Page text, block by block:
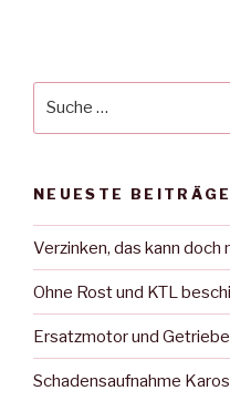
NEUESTE BEITRÄGE
Verzinken, das kann
Ohne Rost und KTL
Ersatzmotor und
Schadensaufnahme